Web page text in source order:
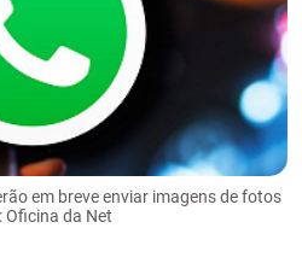
em breve enviar imagens de fotos
Oficina da Net